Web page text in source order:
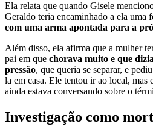
Ela relata que quando Gisele
Geraldo teria encaminhado a ela uma
com uma arma apontada para a
Além disso, ela afirma que a mulher
pai em que chorava muito e que
pressão, que queria se separar, e
la em casa. Ele tentou ir ao local, mas
ainda estava conversando sobre o
Investigação como